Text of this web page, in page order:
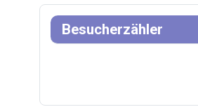
Besucherzähler